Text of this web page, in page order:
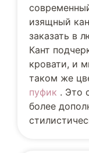
изящный
заказать в
Кант
кровати, и
таком же
пуфик . Это
более